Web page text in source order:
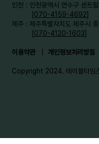
인천 : 인천광역시 연수구 센트
[070-4159-4692]​
제주 : 제주특별자치도 제주시
[070-4120-1603]
이용약관 개인정보처리방침
Copyright 2024. 테이블타